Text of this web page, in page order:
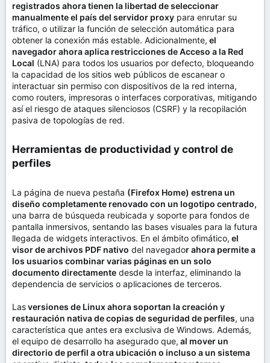
registrados ahora tienen la libertad de seleccionar
manualmente el país del servidor proxy para enrutar su
tráfico, o utilizar la función de selección automática para
obtener la conexión más estable. Adicionalmente, el
navegador ahora aplica restricciones de Acceso a la Red
Local (LNA) para todos los usuarios por defecto, bloqueando
la capacidad de los sitios web públicos de escanear o
interactuar sin permiso con dispositivos de la red interna,
como routers, impresoras o interfaces corporativas, mitigando
así el riesgo de ataques silenciosos (CSRF) y la recopilación
pasiva de topologías de red.
Herramientas de productividad y control de
perfiles​
La página de nueva pestaña (Firefox Home) estrena un
diseño completamente renovado con un logotipo centrado,
una barra de búsqueda reubicada y soporte para fondos de
pantalla inmersivos, sentando las bases visuales para la futura
llegada de widgets interactivos. En el ámbito ofimático, el
visor de archivos PDF nativo del navegador ahora permite a
los usuarios combinar varias páginas en un solo
documento directamente desde la interfaz, eliminando la
dependencia de servicios o aplicaciones de terceros.
Lasversiones de Linux ahora soportan la creación y
restauración nativa de copias de seguridad de perfiles, una
característica que antes era exclusiva de Windows. Además,
el equipo de desarrollo ha asegurado que, al mover un
directorio de perfil a otra ubicación o incluso a un sistema